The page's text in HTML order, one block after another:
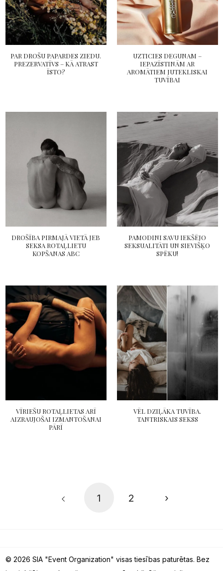
PAR DROŠU PAPARDES ZIEDU.
PREZERVATĪVS – KĀ ATRAST
ĪSTO?
UZTICIES DEGUNAM –
IEPAZĪSTINĀM AR
AROMĀTIEM JUTEKLISKAI
TUVĪBAI
DROŠĪBA PIRMAJĀ VIETĀ JEB
SEKSA ROTAĻLIETU
KOPŠANAS ABC
PAMODINI SAVU IEKŠĒJO
SEKSUALITĀTI UN SIEVIŠĶO
SPĒKU!
VĪRIEŠU ROTAĻLIETAS ARĪ
AIZRAUJOŠAI IZMANTOŠANAI
PĀRĪ
VĒL DZIĻĀKA TUVĪBA.
TANTRISKAIS SEKSS
1 2 ›
© 2026 SIA "Event Organization" visas tiesības paturētas. Bez